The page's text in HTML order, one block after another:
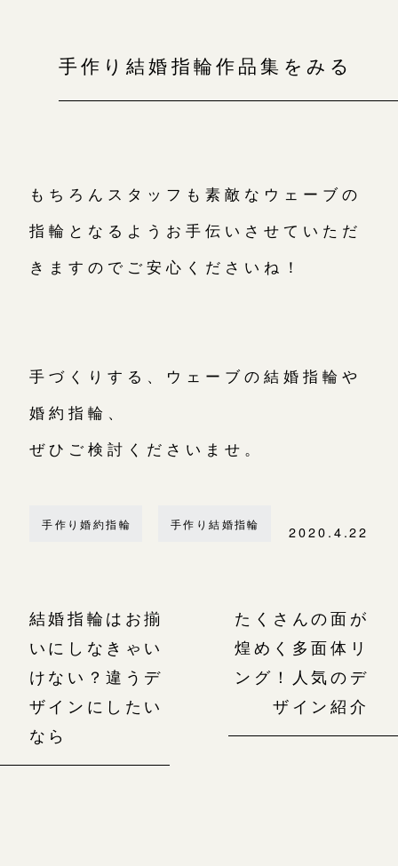
手作り結婚指輪作品集をみる
もちろんスタッフも素敵なウェーブの
指輪となるようお手伝いさせていただ
きますのでご安心くださいね！
手づくりする、ウェーブの結婚指輪や
婚約指輪、
ぜひご検討くださいませ。
手作り婚約指輪 手作り結婚指輪 2020.4.22
結婚指輪はお揃
いにしなきゃい
けない？違うデ
ザインにしたい
なら
たくさんの面が
煌めく多面体リ
ング！人気のデ
ザイン紹介